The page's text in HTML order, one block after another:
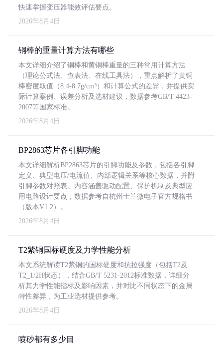
快速掌握变压器能效评估要点。
2026年8月4日
铜棒的重量计算方法有哪些
本文详细介绍了铜棒和黄铜棒重量的三种常用计算方法
（理论公式法、查表法、在线工具法），重点解析了黄铜
棒密度取值（8.4-8.7g/cm³）和计算公式的差异，并提供实
际计算案例、误差分析及选材建议，数据参考GB/T 4423-
2007等国家标准。
2026年8月4日
BP2863芯片各引脚功能
本文详细解析BP2863芯片的引脚功能及参数，包括各引脚
定义、典型电压/电流值、内部逻辑关系等核心数据，并附
引脚参数对照表。内容涵盖驱动配置、保护机制及典型应
用电路设计要点，数据参考自杭州士兰微电子官方规格书
（版本V1.2）。
2026年8月4日
T2紫铜国标硬度及力学性能分析
本文系统解读T2紫铜的国标硬度和抗拉强度（包括T2及
T2_1/2H状态），结合GB/T 5231-2012标准数据，详细分
析其力学性能指标及影响因素，并对比不同状态下的金属
特性差异，为工业选材提供参考。
2026年8月4日
喷砂都有多少目